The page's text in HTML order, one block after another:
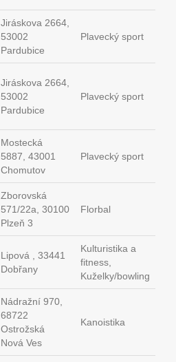
Jiráskova 2664,
53002
Pardubice
Plavecký sport
Jiráskova 2664,
53002
Pardubice
Plavecký sport
Mostecká
5887, 43001
Chomutov
Plavecký sport
Zborovská
571/22a, 30100
Plzeň 3
Florbal
Lipová , 33441
Dobřany
Kulturistika a
fitness,
Kuželky/bowling
Nádražní 970,
68722
Ostrožská
Nová Ves
Kanoistika